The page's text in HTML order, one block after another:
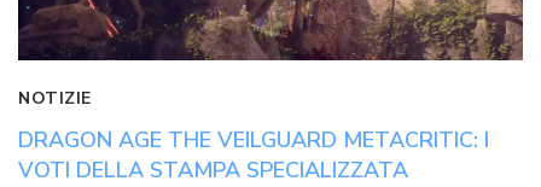
NOTIZIE
DRAGON AGE THE VEILGUARD METACRITIC: I
VOTI DELLA STAMPA SPECIALIZZATA